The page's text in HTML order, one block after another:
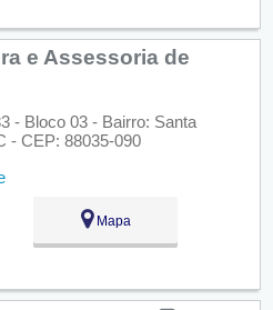
e Assessoria de
- Bloco 03 - Bairro: Santa
- CEP: 88035-090
Mapa